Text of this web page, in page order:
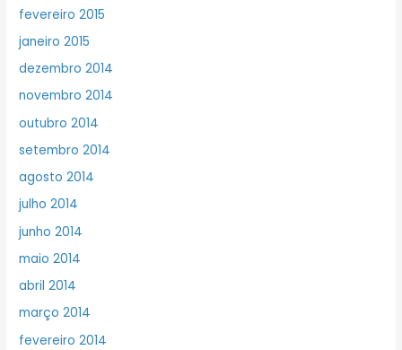
fevereiro 2015
janeiro 2015
dezembro 2014
novembro 2014
outubro 2014
setembro 2014
agosto 2014
julho 2014
junho 2014
maio 2014
abril 2014
março 2014
fevereiro 2014